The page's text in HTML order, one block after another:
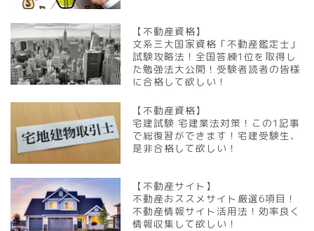
【不動産資格】
文系三大国家資格「不動産鑑定士」
試験攻略法！全国答練1位を取得し
た勉強法大公開！受験者読者の皆様
に合格して欲しい！
【不動産資格】
宅建試験 宅建業法対策！この1記事
で総復習ができます！宅建受験生、
是非合格して欲しい！
【不動産サイト】
不動産おススメサイト厳選6項目！
不動産情報サイト活用法！効率良く
情報収集して欲しい！